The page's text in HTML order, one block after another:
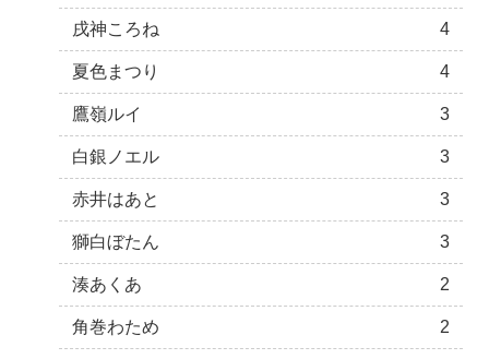
戌神ころね 4
夏色まつり 4
鷹嶺ルイ 3
白銀ノエル 3
赤井はあと 3
獅白ぼたん 3
湊あくあ 2
角巻わため 2